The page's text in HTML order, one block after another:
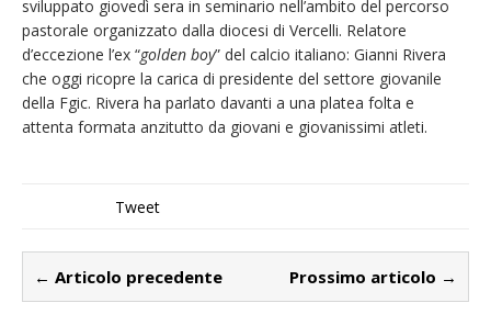
sviluppato giovedì sera in seminario nell’ambito del percorso
pastorale organizzato dalla diocesi di Vercelli. Relatore
d’eccezione l’ex “golden boy” del calcio italiano: Gianni Rivera
che oggi ricopre la carica di presidente del settore giovanile
della Fgic. Rivera ha parlato davanti a una platea folta e
attenta formata anzitutto da giovani e giovanissimi atleti.
Tweet
← Articolo precedente Prossimo articolo →